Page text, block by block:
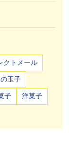
クトメール
玉子
子 洋菓子